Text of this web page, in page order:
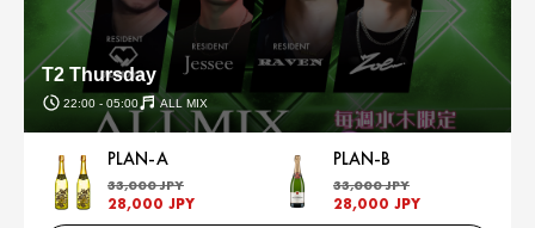
T2 Thursday
22:00 - 05:00 ALL MIX
PLAN-A
33,000 JPY
28,000 JPY
PLAN-B
33,000 JPY
28,000 JPY